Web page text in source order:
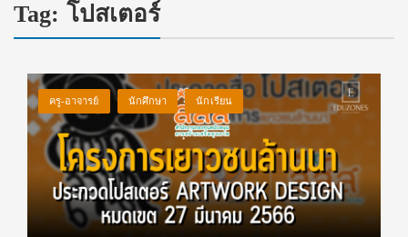
Tag: โปสเตอร์
ครู-อาจารย์ นักศึกษา นักเรียน